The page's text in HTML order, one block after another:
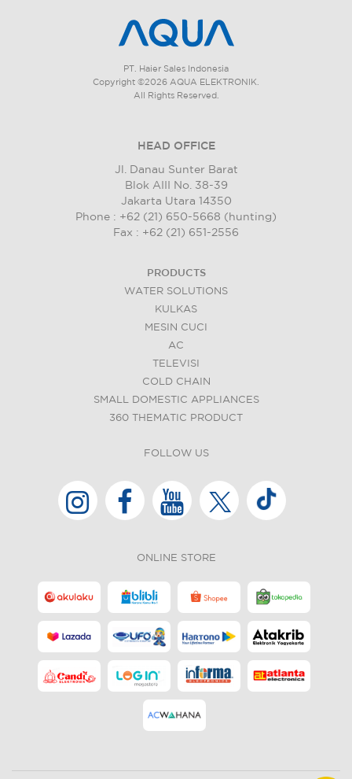
PT. Haier Sales Indonesia
Copyright ©2026 AQUA ELEKTRONIK.
All Rights Reserved.
HEAD OFFICE
Jl. Danau Sunter Barat
Blok AIII No. 38-39
Jakarta Utara 14350
Phone : +62 (21) 650-5668 (hunting)
Fax : +62 (21) 651-2556
PRODUCTS
WATER SOLUTIONS
KULKAS
MESIN CUCI
AC
TELEVISI
COLD CHAIN
SMALL DOMESTIC APPLIANCES
360 THEMATIC PRODUCT
FOLLOW US
ONLINE STORE